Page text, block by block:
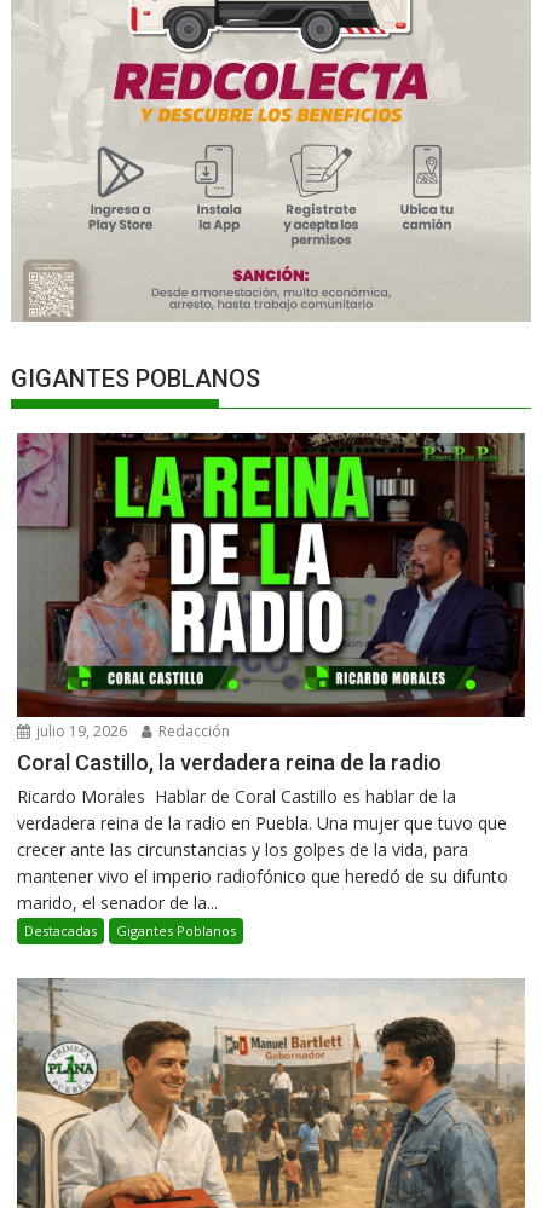
GIGANTES POBLANOS
julio 19, 2026 Redacción
Coral Castillo, la verdadera reina de la radio
Ricardo Morales Hablar de Coral Castillo es hablar de la
verdadera reina de la radio en Puebla. Una mujer que tuvo que
crecer ante las circunstancias y los golpes de la vida, para
mantener vivo el imperio radiofónico que heredó de su difunto
marido, el senador de la...
Destacadas Gigantes Poblanos